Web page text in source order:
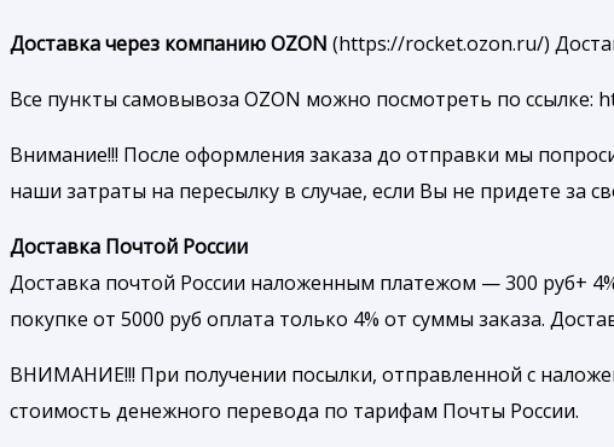
Доставка через компанию OZON (https://rocket.ozon.ru/)
Все пункты самовывоза OZON можно посмотреть по ссылке:
Внимание!!! После оформления заказа до отправки мы
наши затраты на пересылку в случае, если Вы не придете за
Доставка Почтой России
Доставка почтой России наложенным платежом — 300 руб+
покупке от 5000 руб оплата только 4% от суммы заказа.
ВНИМАНИЕ!!! При получении посылки, отправленной с
стоимость денежного перевода по тарифам Почты России.